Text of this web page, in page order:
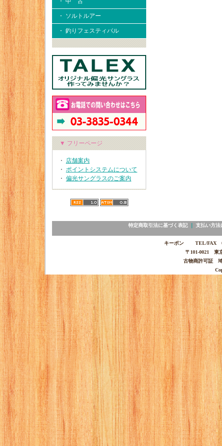
・ ソルトルアー
・ 釣りフェスティバル
▼ フリーページ
・ 店舗案内
・ ポイントシステムについて
・ 偏光サングラスのご案内
特定商取引法に基づく表記｜ 支払い方法
キーポン TEL/FAX
〒101-0021 東
古物商許可証